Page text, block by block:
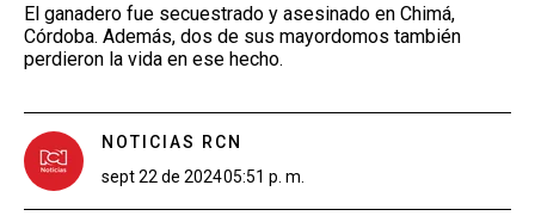
El ganadero fue secuestrado y asesinado en Chimá,
Córdoba. Además, dos de sus mayordomos también
perdieron la vida en ese hecho.
NOTICIAS RCN
sept 22 de 202405:51 p. m.